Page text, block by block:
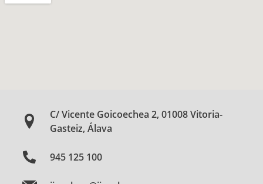
C/ Vicente Goicoechea 2, 01008 Vitoria-
Gasteiz, Álava
945 125 100